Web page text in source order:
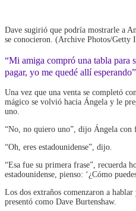
Dave sugirió que podría mostrarle a
se conocieron. (Archive Photos/Getty
“Mi amiga compró una tabla para
pagar, yo me quedé allí
Una vez que una venta se completó
mágico se volvió hacia Ángela y le
uno.
“No, no quiero uno”, dijo Ángela con
“Oh, eres estadounidense”, dijo.
“Esa fue su primera frase”, recuerda
estadounidense, pienso: ‘¿Cómo
Los dos extraños comenzaron a
presentó como Dave Burtenshaw.